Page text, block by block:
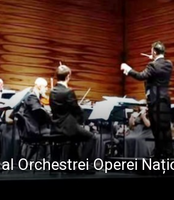
special la Baia Mare, la 570
Moiseiului” se vor desfășura în
Municipală „Laurențiu Ulici”
de Mineralogie Baia Mare,
SINCERITATE
ALE
Orchestrei Operei